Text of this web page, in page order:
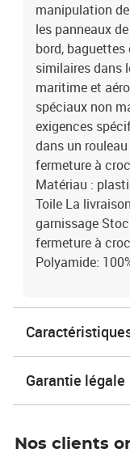
manipulation
les panneaux
bord,
similaires dans
maritime et
spéciaux non
exigences
dans un
fermeture à
Matériau :
Toile La
garnissage
fermeture à
Polyamide:
Garantie légale
Nos clients